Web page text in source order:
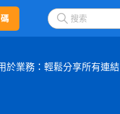
於業務：輕鬆分享所有連結